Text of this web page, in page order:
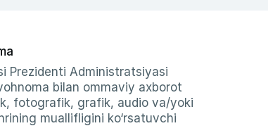
Prezidenti Administratsiyasi
bilan ommaviy axborot
fotografik, grafik, audio va/yoki
muallifligini ko‘rsatuvchi